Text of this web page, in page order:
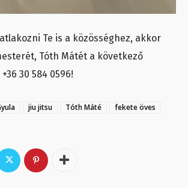
Te is a közösséghez, akkor
Tóth Mátét a következő
+36 30 584 0596!
jiu jitsu Tóth Máté fekete öves